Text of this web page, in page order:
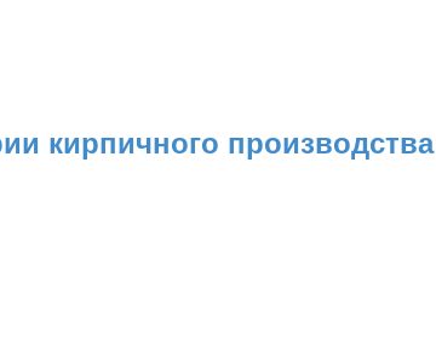
кирпичного производства